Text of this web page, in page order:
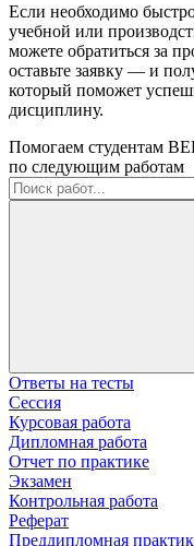
Если необходимо
учебной или
можете обратиться за
оставьте заявку — и
который поможет
дисциплину.
Помогаем студентам
по следующим работам
Ответы на тесты
Сессия
Курсовая работа
Дипломная работа
Отчет по практике
Экзамен
Контрольная работа
Реферат
Преддипломная